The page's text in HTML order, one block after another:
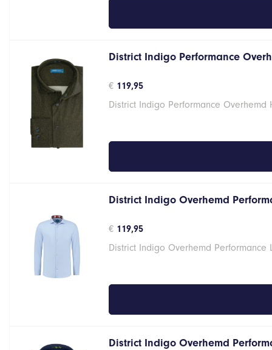
District Indigo Performance
€ 119,95
District Indigo Performance
District Indigo Overhemd
€ 119,95
District Indigo Overhemd Performance
District Indigo Overhemd